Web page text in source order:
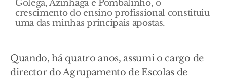
Golegã, Azinhaga e Pombalinho, o
crescimento do ensino profissional constituiu
uma das minhas principais apostas.
Quando, há quatro anos, assumi o cargo de
director do Agrupamento de Escolas de